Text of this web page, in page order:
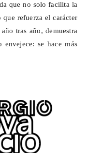
que no solo facilita la
refuerza el carácter
tras año, demuestra
se hace más